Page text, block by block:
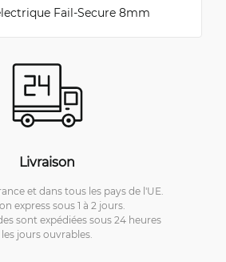
Fail-Secure 8mm
Livraison
et dans tous les pays de l'UE.
express sous 1 à 2 jours.
sont expédiées sous 24 heures
les jours ouvrables.